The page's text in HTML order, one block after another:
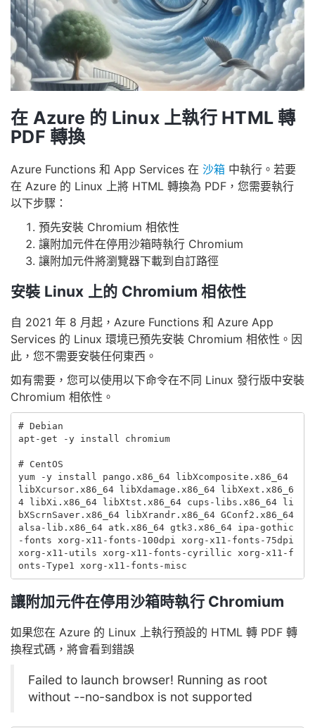
在 Azure 的 Linux 上執行 HTML 轉
PDF 轉換
Azure Functions 和 App Services 在 沙箱 中執行。若要
在 Azure 的 Linux 上將 HTML 轉換為 PDF，您需要執行
以下步驟：
預先安裝 Chromium 相依性
讓附加元件在停用沙箱時執行 Chromium
讓附加元件將瀏覽器下載到自訂路徑
安裝 Linux 上的 Chromium 相依性
自 2021 年 8 月起，Azure Functions 和 Azure App
Services 的 Linux 環境已預先安裝 Chromium 相依性。因
此，您不需要安裝任何東西。
如有需要，您可以使用以下命令在不同 Linux 發行版中安裝
Chromium 相依性。
#
apt-get -y install chromium
#
yum -y install pango.x86_64 libXcomposite.x86_64
libXcursor.x86_64 libXdamage.x86_64 libXext.x86_6
4 libXi.x86_64 libXtst.x86_64 cups-libs.x86_64 li
bXScrnSaver.x86_64 libXrandr.x86_64 GConf2.x86_64
alsa-lib.x86_64 atk.x86_64 gtk3.x86_64 ipa-gothic
-fonts xorg-x11-fonts-100dpi xorg-x11-fonts-75dpi
xorg-x11-utils xorg-x11-fonts-cyrillic xorg-x11-f
讓附加元件在停用沙箱時執行 Chromium
如果您在 Azure 的 Linux 上執行預設的 HTML 轉 PDF 轉
換程式碼，將會看到錯誤
Failed to launch browser! Running as root
without --no-sandbox is not supported